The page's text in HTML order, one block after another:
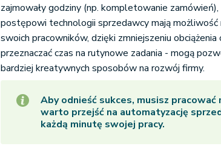
zajmowały godziny (np. kompletowanie
postępowi technologii sprzedawcy mają możliwość
swoich pracowników, dzięki zmniejszeniu
przeznaczać czas na rutynowe zadania - mogą
bardziej kreatywnych sposobów na rozwój firmy.
Aby odnieść sukces, musisz
warto przejść na automatyzację
każdą minutę swojej pracy.